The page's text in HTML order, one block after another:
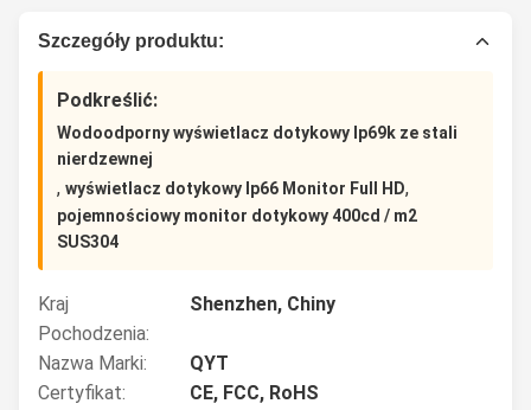
Szczegóły produktu:
Podkreślić:
Wodoodporny wyświetlacz dotykowy Ip69k ze stali
nierdzewnej
, wyświetlacz dotykowy Ip66 Monitor Full HD,
pojemnościowy monitor dotykowy 400cd / m2
SUS304
Kraj
Pochodzenia:
Shenzhen, Chiny
Nazwa Marki:
QYT
Certyfikat:
CE, FCC, RoHS